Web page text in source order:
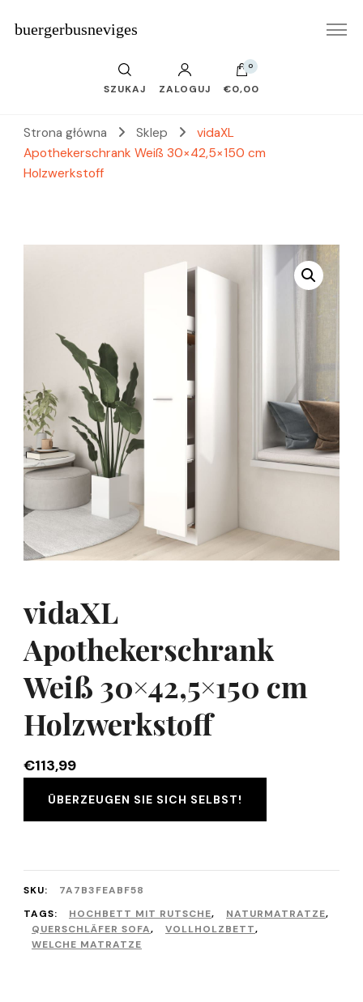
buergerbusneviges
SZUKAJ ZALOGUJ
0
€0,00
Strona główna Sklep
vidaXL
Apothekerschrank Weiß 30×42,5×150 cm
Holzwerkstoff
vidaXL
Apothekerschrank
Weiß 30×42,5×150 cm
Holzwerkstoff
€113,99
ÜBERZEUGEN SIE SICH SELBST!
SKU:
7A7B3FEABF58
TAGS:
HOCHBETT MIT RUTSCHE, NATURMATRATZE,
QUERSCHLÄFER SOFA, VOLLHOLZBETT,
WELCHE MATRATZE